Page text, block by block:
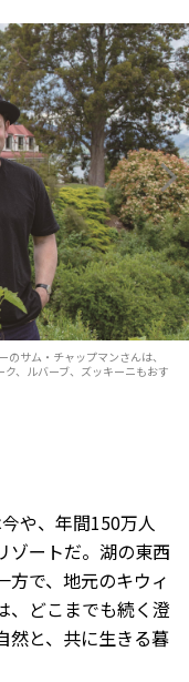
サム・チャップマンさんは、
、ルバーブ、ズッキーニもおす
や、年間150万人
ゾートだ。湖の東西
方で、地元のキウィ
、どこまでも続く澄
然と、共に生きる暮